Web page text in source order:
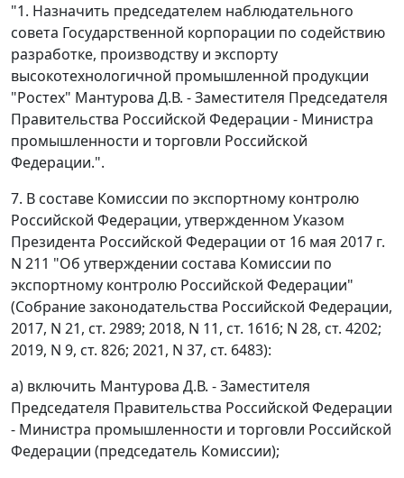
"1. Назначить председателем наблюдательного
совета Государственной корпорации по содействию
разработке, производству и экспорту
высокотехнологичной промышленной продукции
"Ростех" Мантурова Д.В. - Заместителя Председателя
Правительства Российской Федерации - Министра
промышленности и торговли Российской
Федерации.".
7. В составе Комиссии по экспортному контролю
Российской Федерации, утвержденном Указом
Президента Российской Федерации от 16 мая 2017 г.
N 211 "Об утверждении состава Комиссии по
экспортному контролю Российской Федерации"
(Собрание законодательства Российской Федерации,
2017, N 21, ст. 2989; 2018, N 11, ст. 1616; N 28, ст. 4202;
2019, N 9, ст. 826; 2021, N 37, ст. 6483):
а) включить Мантурова Д.В. - Заместителя
Председателя Правительства Российской Федерации
- Министра промышленности и торговли Российской
Федерации (председатель Комиссии);